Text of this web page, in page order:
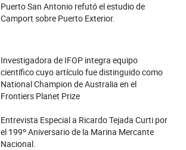
Puerto San Antonio refutó el estudio de
Camport sobre Puerto Exterior.
Investigadora de IFOP integra equipo
científico cuyo artículo fue distinguido como
National Champion de Australia en el
Frontiers Planet Prize
Entrevista Especial a Ricardo Tejada Curti por
el 199º Aniversario de la Marina Mercante
Nacional.